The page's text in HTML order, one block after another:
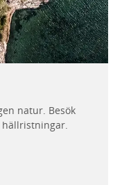
natur. Besök
hällristningar.